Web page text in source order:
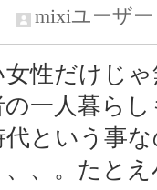
mixiユーザー
女性だけじ
の一人暮ら
代という事
、、。たとえ